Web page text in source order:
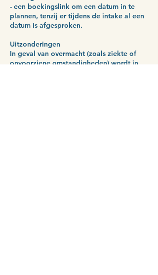
- een boekingslink om een datum in te
plannen, tenzij er tijdens de intake al een
datum is afgesproken.
Uitzonderingen
In geval van overmacht (zoals ziekte of
onvoorziene omstandigheden) wordt in